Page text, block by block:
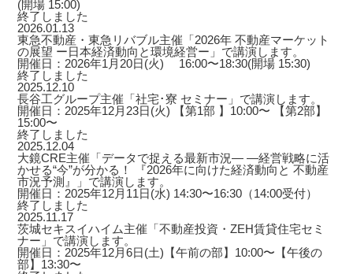
(開場 15:00)
終了しました
2026.01.13
東急不動産・東急リバブル主催「2026年 不動産マーケット
の展望 ー日本経済動向と環境経営ー」で講演します。
開催日：2026年1月20日(火) 16:00〜18:30(開場 15:30)
終了しました
2025.12.10
長谷工グループ主催「社宅･寮 セミナー」で講演します。
開催日：2025年12月23日(火) 【第1部 】10:00〜 【第2部】
15:00〜
終了しました
2025.12.04
大鏡CRE主催「データで捉える最新市況― ―経営戦略に活
かせる“今”が分かる！ 『2026年に向けた経済動向と 不動産
市況予測』」で講演します。
開催日：2025年12月11日(水) 14:30〜16:30（14:00受付）
終了しました
2025.11.17
茨城セキスイハイム主催「不動産投資・ZEH賃貸住宅セミ
ナー」で講演します。
開催日：2025年12月6日(土)【午前の部】10:00〜【午後の
部】13:30〜